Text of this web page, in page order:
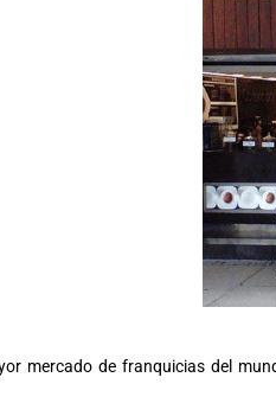
mercado de franquicias del